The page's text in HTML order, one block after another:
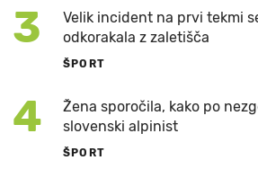
3
Velik incident na prvi tekmi
odkorakala z zaletišča
ŠPORT
4
Žena sporočila, kako po
slovenski alpinist
ŠPORT